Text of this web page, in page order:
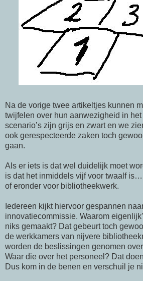
Na de vorige twee artikeltjes kunnen
twijfelen over hun aanwezigheid in
scenario’s zijn grijs en zwart en we
ook gerespecteerde zaken toch
gaan.
Als er iets is dat wel duidelijk moet
is dat het inmiddels vijf voor twaalf
of eronder voor bibliotheekwerk.
Iedereen kijkt hiervoor gespannen
innovatiecommissie. Waarom
niks gemaakt? Dat gebeurt toch
de werkkamers van nijvere
worden de beslissingen genomen
Waar die over het personeel? Dat
Dus kom in de benen en verschuil je